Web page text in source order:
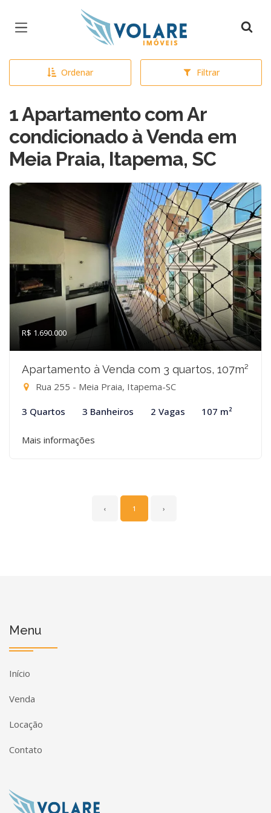
Página inicial
Ordenar Filtrar
1 Apartamento com Ar
condicionado à Venda em
Meia Praia, Itapema, SC
R$ 1.690.000
Apartamento à Venda com 3 quartos, 107m²
Rua 255 - Meia Praia, Itapema-SC
3 Quartos 3 Banheiros 2 Vagas 107 m²
Mais informações
‹ 1 ›
Menu
Início
Venda
Locação
Contato
Página inicial